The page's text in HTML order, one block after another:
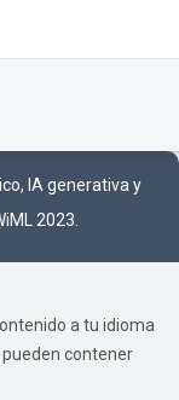
IA generativa y
2023.
a tu idioma
contener